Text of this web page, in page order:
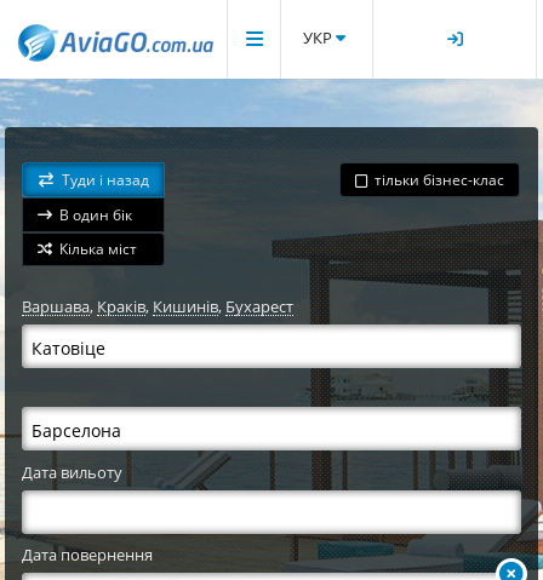
УКР
Туди і назад
В один бік
Кілька міст
тільки бізнес-клас
Варшава,Краків, Кишинів, Бухарест
Дата вильоту
Дата повернення